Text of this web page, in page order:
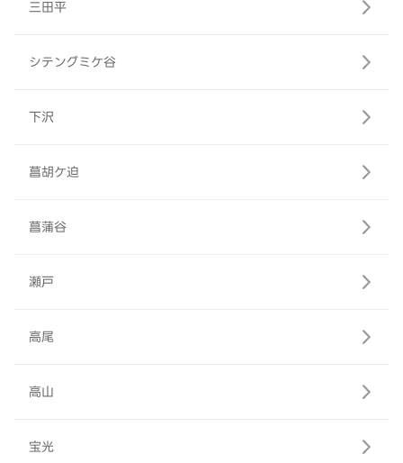
三田平
シテングミケ谷
下沢
菖胡ケ迫
菖蒲谷
瀬戸
高尾
高山
宝光